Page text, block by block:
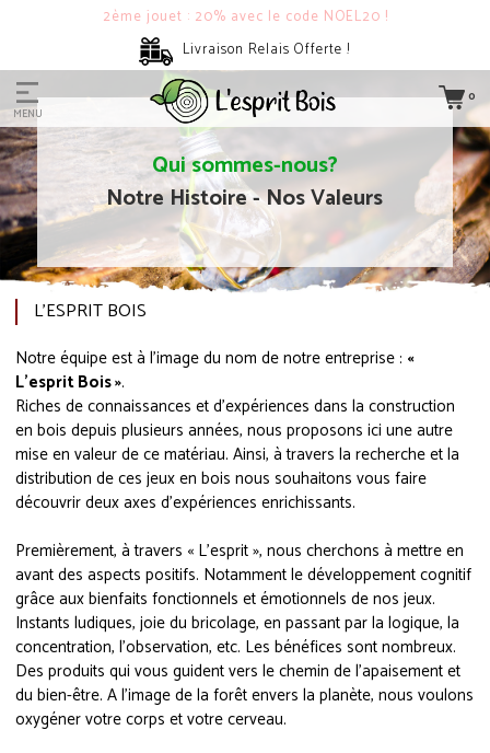
2ème jouet : 20% avec le code NOEL20 !
Livraison Relais Offerte !
0
MENU
Qui sommes-nous?
Notre Histoire - Nos Valeurs
L'ESPRIT BOIS
Notre équipe est à l’image du nom de notre entreprise : «
L’esprit Bois ».
Riches de connaissances et d’expériences dans la construction
en bois depuis plusieurs années, nous proposons ici une autre
mise en valeur de ce matériau. Ainsi, à travers la recherche et la
distribution de ces jeux en bois nous souhaitons vous faire
découvrir deux axes d’expériences enrichissants.
Premièrement, à travers « L’esprit », nous cherchons à mettre en
avant des aspects positifs. Notamment le développement cognitif
grâce aux bienfaits fonctionnels et émotionnels de nos jeux.
Instants ludiques, joie du bricolage, en passant par la logique, la
concentration, l’observation, etc. Les bénéfices sont nombreux.
Des produits qui vous guident vers le chemin de l'apaisement et
du bien-être. A l'image de la forêt envers la planète, nous voulons
oxygéner votre corps et votre cerveau.